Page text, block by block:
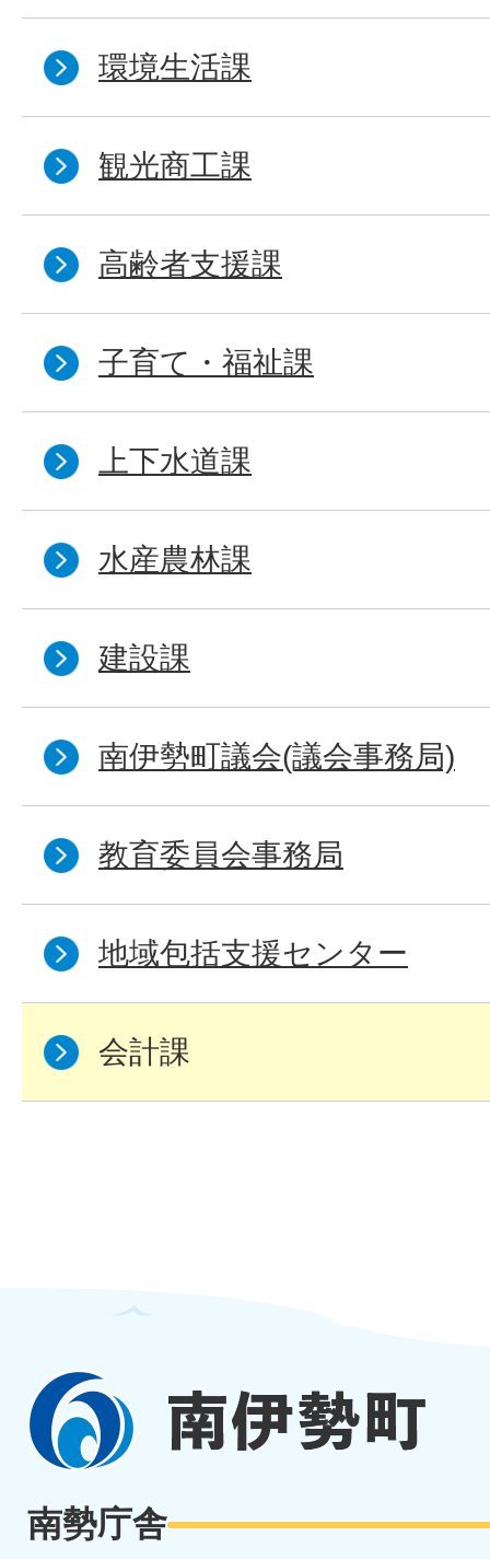
環境生活課
観光商工課
高齢者支援課
子育て・福祉課
上下水道課
水産農林課
建設課
南伊勢町議会(議会事務局)
教育委員会事務局
地域包括支援センター
会計課
南勢庁舎